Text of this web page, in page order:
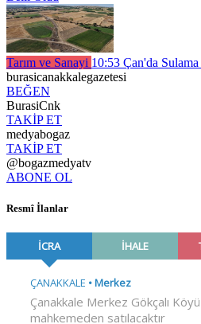
Tarım ve Sanayi 10:53 Çan'da
burasicanakkalegazetesi
BEĞEN
BurasiCnk
TAKİP ET
medyabogaz
TAKİP ET
@bogazmedyatv
ABONE OL
Resmî İlanlar